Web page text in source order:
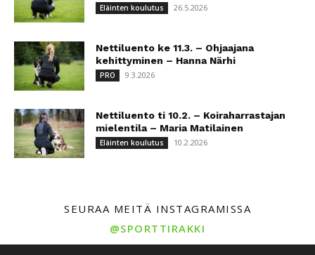
Eläinten koulutus 26.5.2026
Nettiluento ke 11.3. – Ohjaajana
kehittyminen – Hanna Närhi
PRO 9.3.2026
Nettiluento ti 10.2. – Koiraharrastajan
mielentila – Maria Matilainen
Eläinten koulutus 10.2.2026
SEURAA MEITÄ INSTAGRAMISSA
@SPORTTIRAKKI